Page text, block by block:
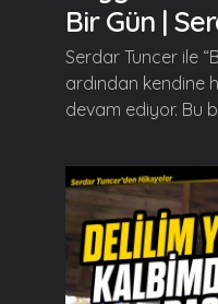
Bir Gün |
Serdar Tuncer ile
ardından kendine
devam ediyor. Bu